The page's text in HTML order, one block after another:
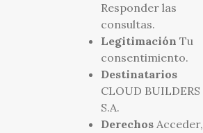
Responder las
consultas.
Legitimación Tu
consentimiento.
Destinatarios
CLOUD BUILDERS
S.A.
DerechosAcceder,